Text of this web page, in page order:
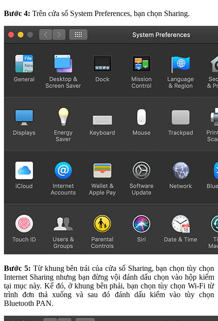
Bước 4: Trên cửa sổ System Preferences, bạn chọn Sharing.
Bước 5: Từ khung bên trái của cửa sổ Sharing, bạn chọn tùy chọn
Internet Sharing nhưng bạn đừng vội đánh dấu chọn vào hộp kiểm
tại mục này. Kế đó, ở khung bên phải, bạn chọn tùy chọn Wi-Fi từ
trình đơn thả xuống và sau đó đánh dấu kiểm vào tùy chọn
Bluetooth PAN.